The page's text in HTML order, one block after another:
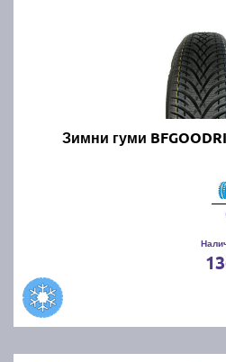
Зимни гуми